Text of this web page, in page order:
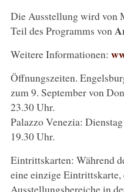
Die Ausstellung wird von
Teil des Programms von
Weitere Informationen:
Öffnungszeiten.
zum 9. September von
23.30 Uhr.
Palazzo Venezia:
19.30 Uhr.
Eintrittskarten: Während
eine einzige Eintrittskarte,
Ausstellungsbereiche in